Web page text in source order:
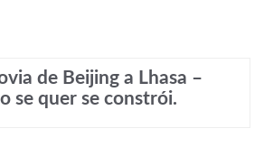
de Beijing a Lhasa –
se quer se constrói.